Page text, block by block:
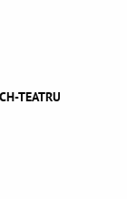
TEATRU